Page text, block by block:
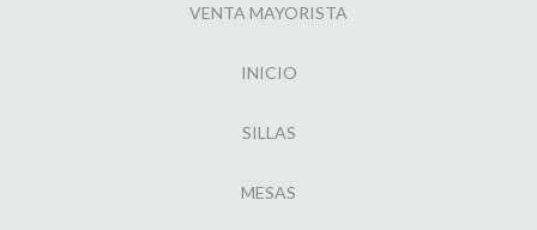
VENTA MAYORISTA
INICIO
SILLAS
MESAS